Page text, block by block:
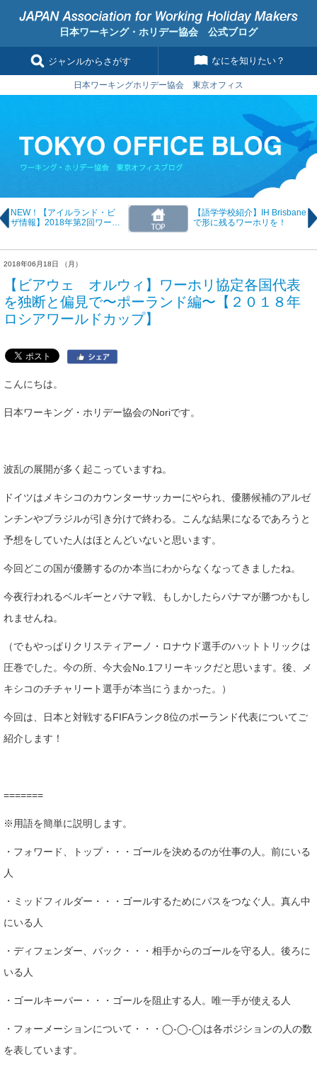
日本ワーキング・ホリデー協会 公式ブログ
ジャンルからさがす なにを知りたい？
日本ワーキングホリデー協会 東京オフィス
NEW！【アイルランド・ビ
ザ情報】2018年第2回ワーホ
【語学学校紹介】IH Brisbane
で形に残るワーホリを！
2018年06月18日 （月）
【ビアウェ オルウィ】ワーホリ協定各国代表
を独断と偏見で〜ポーランド編〜【２０１８年
ロシアワールドカップ】
こんにちは。
日本ワーキング・ホリデー協会のNoriです。
波乱の展開が多く起こっていますね。
ドイツはメキシコのカウンターサッカーにやられ、優勝候補のアルゼ
ンチンやブラジルが引き分けで終わる。こんな結果になるであろうと
予想をしていた人はほとんどいないと思います。
今回どこの国が優勝するのか本当にわからなくなってきましたね。
今夜行われるベルギーとパナマ戦、もしかしたらパナマが勝つかもし
れませんね。
（でもやっぱりクリスティアーノ・ロナウド選手のハットトリックは
圧巻でした。今の所、今大会No.1フリーキックだと思います。後、メ
キシコのチチャリート選手が本当にうまかった。）
今回は、日本と対戦するFIFAランク8位のポーランド代表についてご
紹介します！
=======
※用語を簡単に説明します。
・フォワード、トップ・・・ゴールを決めるのが仕事の人。前にいる
人
・ミッドフィルダー・・・ゴールするためにパスをつなぐ人。真ん中
にいる人
・ディフェンダー、バック・・・相手からのゴールを守る人。後ろに
いる人
・ゴールキーパー・・・ゴールを阻止する人。唯一手が使える人
・フォーメーションについて・・・◯-◯-◯は各ポジションの人の数
を表しています。